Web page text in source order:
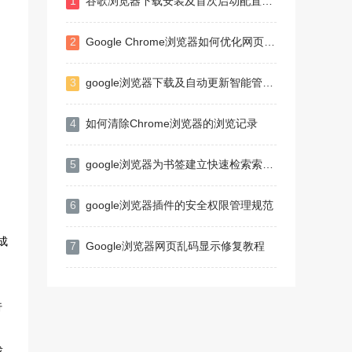
2 Google Chrome浏览器如何优化网页图像和视频显示效果
3 google浏览器下载及自动更新智能管理方案
4 如何清除Chrome浏览器的浏览记录
5 google浏览器为书签建立快速检索索引提升查找效率
6 google浏览器插件的安全权限管理规范
7 Google浏览器网页乱码显示修复教程